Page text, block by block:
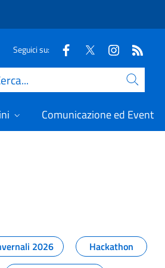
Seguici su:
Comunicazione ed Eventi
2026
Hackathon